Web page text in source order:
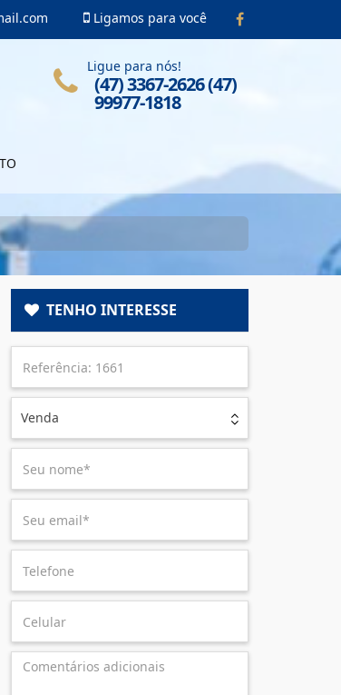
Ligamos para você
Ligue para nós!
(47) 3367-2626 (47)
99977-1818
TENHO INTERESSE
Venda